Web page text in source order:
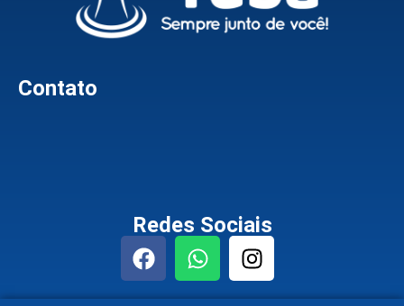
Contato
Redes Sociais